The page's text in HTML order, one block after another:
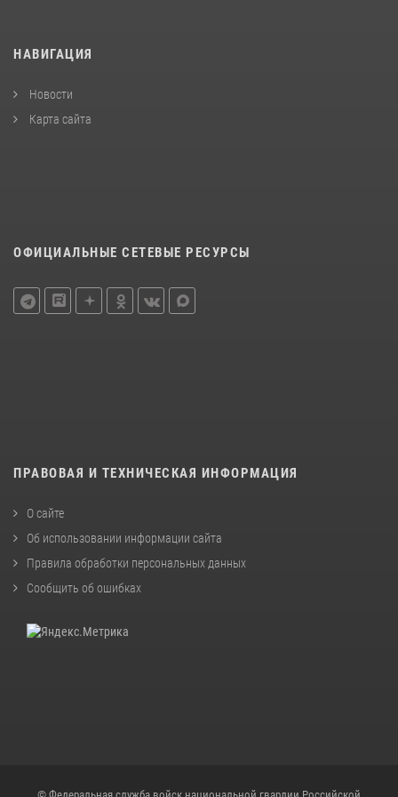
НАВИГАЦИЯ
Новости
Карта сайта
ОФИЦИАЛЬНЫЕ СЕТЕВЫЕ РЕСУРСЫ
ПРАВОВАЯ И ТЕХНИЧЕСКАЯ ИНФОРМАЦИЯ
О сайте
Об использовании информации сайта
Правила обработки персональных данных
Сообщить об ошибках